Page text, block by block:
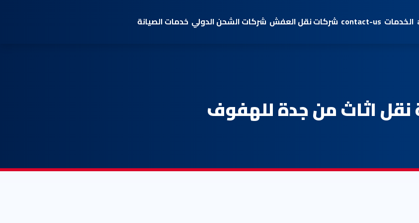
الخدمات contact-us شركات نقل العفش شركات الشحن الدولي خدمات الصيانة
اثاث من جدة للهفوف